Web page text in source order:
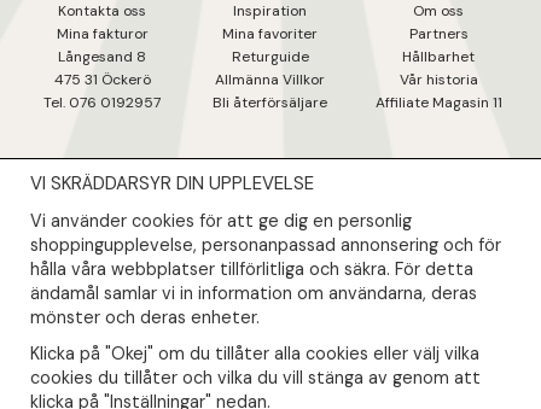
Kontakta oss
Mina fakturor
Långesand 8
475 31 Öckerö
Tel. 076 0192957
Inspiration
Mina favoriter
Returguide
Allmänna Villkor
Bli återförsäljare
Om oss
Partners
Hållbarhet
Vår historia
Affiliate Magasin 11
NYHETSBREV
Såklart skall du ta del av våra bästa erbjudanden & nyheter!
Din mail kommer endast användas till våra nyhetsbrev.
VI SKRÄDDARSYR DIN UPPLEVELSE
Vi använder cookies för att ge dig en personlig
shoppingupplevelse, personanpassad annonsering och för
hålla våra webbplatser tillförlitliga och säkra. För detta
ändamål samlar vi in information om användarna, deras
mönster och deras enheter.
Klicka på "Okej" om du tillåter alla cookies eller välj vilka
cookies du tillåter och vilka du vill stänga av genom att
klicka på "Inställningar" nedan.